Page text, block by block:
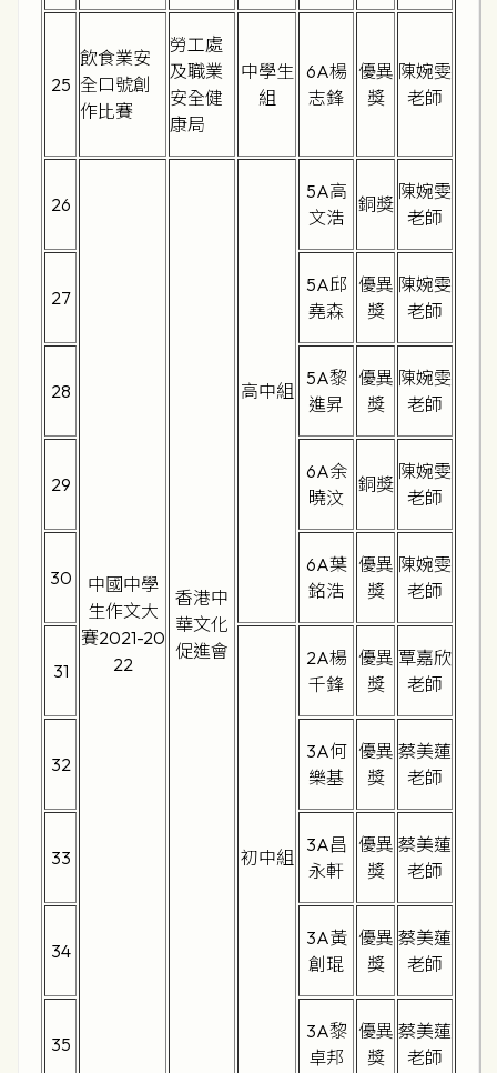
25
飲食業安
全口號創
作比賽
勞工處
及職業
安全健
康局
中學生
組
6A楊
志鋒
優異
獎
陳婉雯
老師
26
中國中學
生作文大
賽2021-20
22
香港中
華文化
促進會
高中組
5A高
文浩
銅獎
陳婉雯
老師
27
5A邱
堯森
優異
獎
陳婉雯
老師
28
5A黎
進昇
優異
獎
陳婉雯
老師
29
6A余
曉汶
銅獎
陳婉雯
老師
30
6A葉
銘浩
優異
獎
陳婉雯
老師
31
初中組
2A楊
千鋒
優異
獎
覃嘉欣
老師
32
3A何
樂基
優異
獎
蔡美蓮
老師
33
3A昌
永軒
優異
獎
蔡美蓮
老師
34
3A黃
創琨
優異
獎
蔡美蓮
老師
35
3A黎
卓邦
優異
獎
蔡美蓮
老師